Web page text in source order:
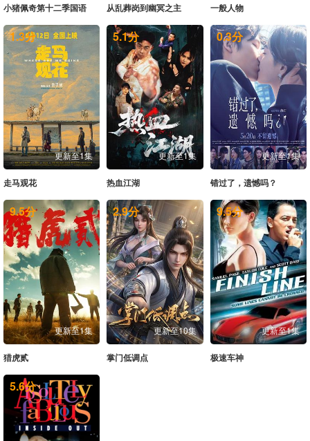
20260523Top Barry杨博睿个人舞台合集 20260524未播 20260527未播 20260528尝鲜
20260529上 20260529中 20260529下 20260530未播
20260531未播 20260603未播 20260604尝鲜 20260605上
20260605中 20260605下 20260605纯享 20260606未播
20260607未播 20260610未播 20260611尝鲜 20260612上
20260612中 20260612下 20260613未播 20260614未播
20260617未播 20260618尝鲜 20260619上 20260619中
20260619下 20260619纯享 20260620未播 20260621未播
20260624未播 20260625尝鲜 20260626上
20260626中 20260626下 20260626纯享 20260627未播
20260628未播
小猪佩奇第十二季国语 从乱葬岗到幽冥之主 一般人物
1.3分
更新至1集
走马观花
5.1分
更新至1集
热血江湖
0.3分
更新至1集
错过了，遗憾吗？
9.5分
更新至1集
猎虎贰
2.9分
更新至10集
掌门低调点
9.5分
更新至1集
极速车神
5.6分